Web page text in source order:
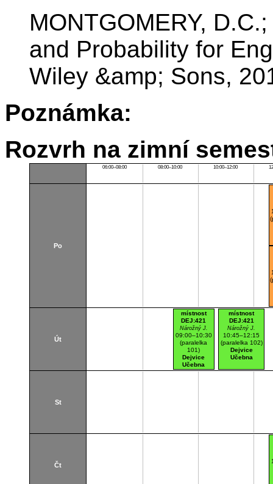
MONTGOMERY,
and Probability for
Wiley &amp; Sons,
Poznámka:
Rozvrh na zimní
06:00–08:00 08:00–10:00 10:00–12:00
Po
Út
místnost
DEJ:421
Nárožný J.
09:00–10:30
(paralelka
101)
Dejvice
Učebna
místnost
DEJ:421
Nárožný J.
10:45–12:15
(paralelka 102)
Dejvice
Učebna
St
Čt